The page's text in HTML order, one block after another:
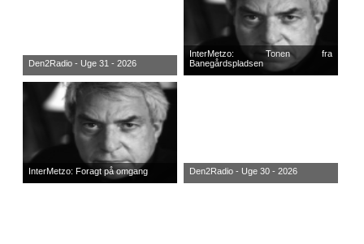
Den2Radio - Uge 31 - 2026
InterMetzo: Tonen fra
Banegårdspladsen
InterMetzo: Foragt på omgang Den2Radio - Uge 30 - 2026